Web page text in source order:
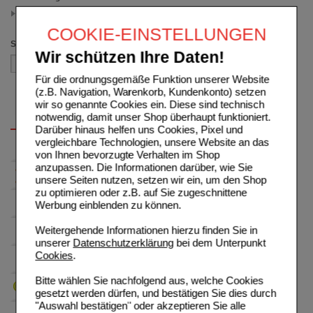
COOKIE-EINSTELLUNGEN
Wir schützen Ihre Daten!
Für die ordnungsgemäße Funktion unserer Website
(z.B. Navigation, Warenkorb, Kundenkonto) setzen
wir so genannte Cookies ein. Diese sind technisch
notwendig, damit unser Shop überhaupt funktioniert.
Darüber hinaus helfen uns Cookies, Pixel und
vergleichbare Technologien, unsere Website an das
von Ihnen bevorzugte Verhalten im Shop
anzupassen. Die Informationen darüber, wie Sie
unsere Seiten nutzen, setzen wir ein, um den Shop
zu optimieren oder z.B. auf Sie zugeschnittene
Werbung einblenden zu können.
Weitergehende Informationen hierzu finden Sie in
unserer Datenschutzerklärungbei dem Unterpunkt
Cookies.
Bitte wählen Sie nachfolgend aus, welche Cookies
gesetzt werden dürfen, und bestätigen Sie dies durch
"Auswahl bestätigen" oder akzeptieren Sie alle
Sortieren nach